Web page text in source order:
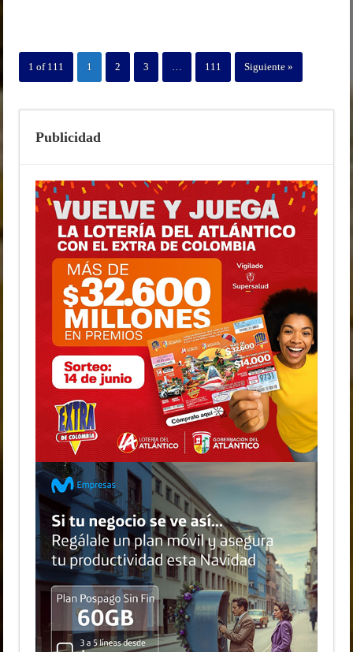
1 of 111 1 2 3 111 Siguiente »
Publicidad